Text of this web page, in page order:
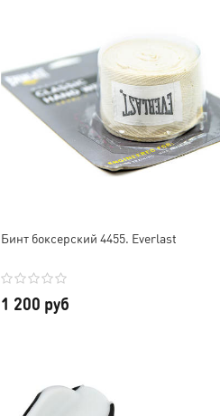
Бинт боксерский 4455. Everlast
1 200 руб